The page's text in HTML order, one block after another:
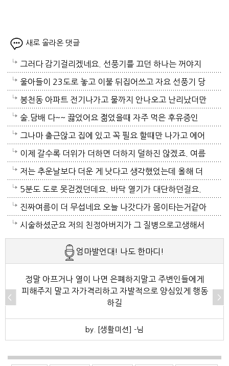
새로 올라온 댓글
그러다 감기걸리겠네요. 선풍기를 끄던 하나는 꺼야지
요. 여름철 실내 적정온도가 26로 알고있는데 너무 낮
게 설정해놓고 사네요. 전기세도 많이나오겠네요.
울아들이 23도로 놓고 이불 뒤집어쓰고 자요 선풍기 당
연 틀어져있고 에휴
봉천동 아파트 전기나가고 물까지 안나오고 난리났더만
요. 어제 뉴스나오데요.진짜지 이젠 여름이 살기 더 힘
들걸로 보이네요. 다들 에어컨 밤새 돌리고하니요. 저는
12시부터 밤 열시까지만 돌리고 에어컨끄고 선풍기 두
대로 교대로 키고 자네요.
술.담배 다~~ 끓었어요 젊었을때 자주 먹은 후유증인
가? 나이먹어서 생고생중 입니다 ㅠㅠㅠㅠ
그나마 출근않고 집에 있고 꼭 필요 할때만 나가고 에어
컨 켜고 있으니 그나마 잘 견디고 있네요 이렇게 에어컨
이 가열되면 지구 온도는 더 올라 갈 것이고 전력은 더
모자날것이고 악순환이죠 그러게요 이제는 변압기 과부
하로 정전이 될까봐 제일 무섭기도 합니다
이제 갈수록 더위가 더하면 더하지 덜하진 않겠죠. 여름
만 없음 좋겠어요. 여름이 무서워요.ㅎ 겨울엔 추움 옷
이래도 껴입고 집에 가만있음 되는데 ..여름은 집을나가
기가 겁나요. 장대비가 한바탕 퍼부움 좋겠네요.
저는 추운날보다 더운 게 낫다고 생각했었는데 올해 더
위는 난생처음 겪는 거라 적응이 안되네요. 제발 비가 쏟
아져서 기온이 내려가면 좋겠어요.
5분도 도로 못걷겠던데요. 바닥 열기가 대단하던걸요.
지하도로 들어가서 병원근처서 또다시 지상으로 올라와
병원갔네요. 두군데를 가느라고 어제그랬죠. 엔간하면
밖에 나가지마요. 쓰러져요.ㅎ쿠팡에서 배달시키고 집
에있는걸로 저도 해결하네요. 처서가 23일이네요. 비좀
왔음 좋겠어요.근대 당분간 비소식이 없더라구요. 내일
부터 중부지방은 더위가 좀 주춤한다 일기예보서 그러
나 몰라요. 서울 봉천동 아파트엔 전기나가고 물도안나
진짜여름이 더 무섭네요 오늘 나갓다가 몸이타는거같아
택시타고 왔어요 당분간 안나가야겠어요 처서가 되면
햇빛도 덜따갑고 더위도 한풀꺽이던데 이러다가 여름나
라로 변할수도 있겠어요 쿠팡에 바람나오는 팬달린 조
끼팔던데 그거는 오래는 사용이안되겠지요 태풍이라도
불어 이 열기를 식혀주먼 좋겠어요 살다가 태풍기다리
시술하셨군요 저의 친정아버지가 그 질병으로고생해서
저도 좀 압니다 남자들이 나이먹음 잘 걸리는병이죠 여
자들이 방광염에 자주 걸리듯이 그병도 재발이 잦은편
이여서 조심하셔야 할거에요 남편분 술 좋아하시나요
보통 술많이 드시는분이 오는 질병인데 저의 아버지가
엄마발언대! 나도 한마디!
정말 아프거나 열이 나면 은폐하지말고 주변인들에게
피해주지 말고 자가격리하고 자발적으로 양심있게 행동
하길
by. [생활미션] -님